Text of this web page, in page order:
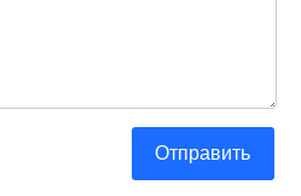
Отправить